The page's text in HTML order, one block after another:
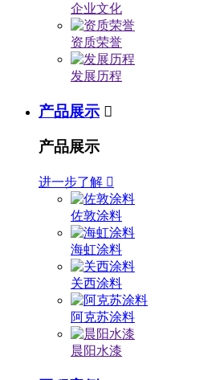
企业文化
资质荣誉
发展历程
产品展示 
产品展示
进一步了解 
佐敦涂料
海虹涂料
关西涂料
阿克苏涂料
晨阳水漆